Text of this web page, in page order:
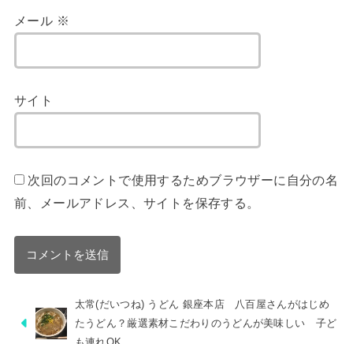
メール ※
サイト
次回のコメントで使用するためブラウザーに自分の名
前、メールアドレス、サイトを保存する。
太常(だいつね) うどん 銀座本店 八百屋さんがはじめ
たうどん？厳選素材こだわりのうどんが美味しい 子ど